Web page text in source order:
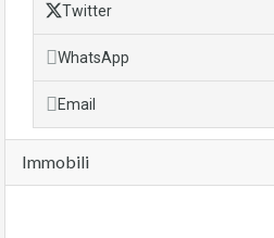
Twitter
WhatsApp
Email
Immobili